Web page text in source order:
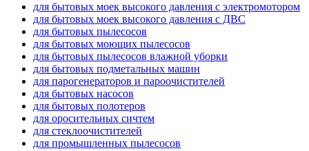
для бытовых моек высокого давления с электромотором
для бытовых моек высокого давления с ДВС
для бытовых пылесосов
для бытовых моющих пылесосов
для бытовых пылесосов влажной уборки
для бытовых подметальных машин
для парогенераторов и пароочистителей
для бытовых насосов
для бытовых полотеров
для оросительных сичтем
для стеклоочистителей
для промышленных пылесосов